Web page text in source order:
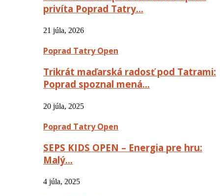
privíta Poprad Tatry…
21 júla, 2026
Poprad Tatry Open
Trikrát maďarská radosť pod Tatrami:
Poprad spoznal mená…
20 júla, 2025
Poprad Tatry Open
SEPS KIDS OPEN – Energia pre hru:
Malý…
4 júla, 2025